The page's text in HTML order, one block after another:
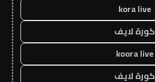
kora live
كورة لايف
koora live
كورة لايف